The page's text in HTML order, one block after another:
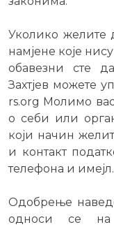
Уколико желите
намјене које
обавезни сте
Захтјев можете
rs.org Молимо вас
о себи или
који начин
и контакт
телефона и имејл.
Одобрење
односи се на